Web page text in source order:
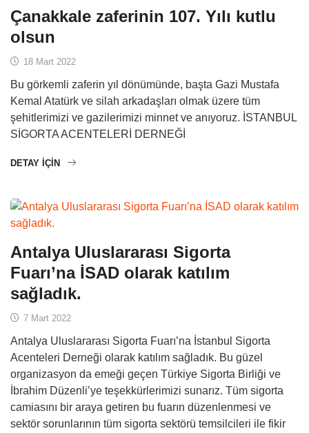
Çanakkale zaferinin 107. Yılı kutlu
olsun
18 Mart 2022
Bu görkemli zaferin yıl dönümünde, başta Gazi Mustafa
Kemal Atatürk ve silah arkadaşları olmak üzere tüm
şehitlerimizi ve gazilerimizi minnet ve anıyoruz. İSTANBUL
SİGORTA ACENTELERİ DERNEĞİ
DETAY IÇIN
Antalya Uluslararası Sigorta
Fuarı’na İSAD olarak katılım
sağladık.
7 Mart 2022
Antalya Uluslararası Sigorta Fuarı’na İstanbul Sigorta
Acenteleri Derneği olarak katılım sağladık. Bu güzel
organizasyon da emeği geçen Türkiye Sigorta Birliği ve
İbrahim Düzenli’ye teşekkürlerimizi sunarız. Tüm sigorta
camiasını bir araya getiren bu fuarın düzenlenmesi ve
sektör sorunlarının tüm sigorta sektörü temsilcileri ile fikir